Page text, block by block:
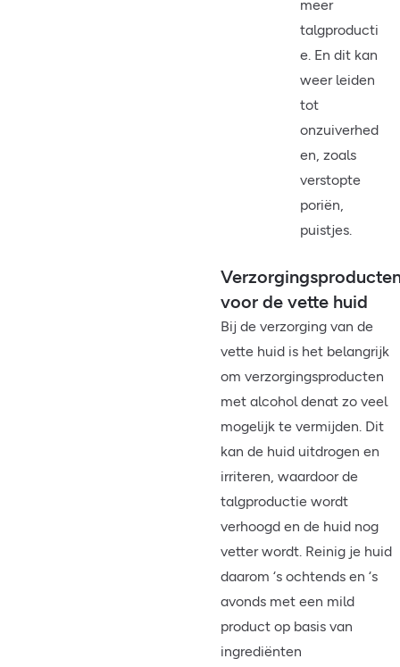
meer
talgproducti
e. En dit kan
weer leiden
tot
onzuiverhed
en, zoals
verstopte
poriën,
puistjes.
voor de vette huid
Bij de verzorging van de
vette huid is het belangrijk
om verzorgingsproducten
met alcohol denat zo veel
mogelijk te vermijden. Dit
kan de huid uitdrogen en
irriteren, waardoor de
talgproductie wordt
verhoogd en de huid nog
vetter wordt. Reinig je huid
daarom ‘s ochtends en ‘s
avonds met een mild
product op basis van
ingrediënten